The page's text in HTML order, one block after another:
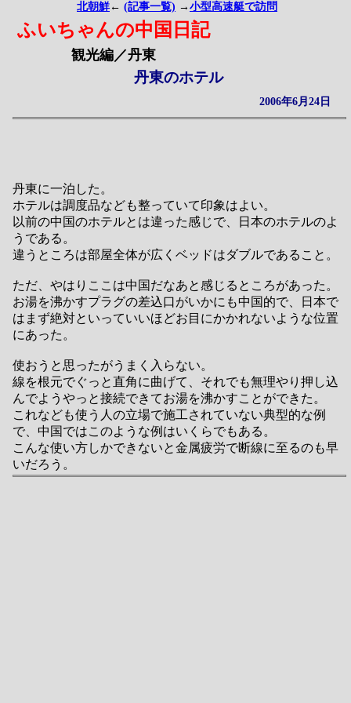
北朝鮮← (記事一覧) → 小型高速艇で訪問
ふいちゃんの中国日記
観光編／丹東
丹東のホテル
2006年6月24日
丹東に一泊した。
ホテルは調度品なども整っていて印象はよい。
以前の中国のホテルとは違った感じで、日本のホテルのよ
うである。
違うところは部屋全体が広くベッドはダブルであること。
ただ、やはりここは中国だなあと感じるところがあった。
お湯を沸かすプラグの差込口がいかにも中国的で、日本で
はまず絶対といっていいほどお目にかかれないような位置
にあった。
使おうと思ったがうまく入らない。
線を根元でぐっと直角に曲げて、それでも無理やり押し込
んでようやっと接続できてお湯を沸かすことができた。
これなども使う人の立場で施工されていない典型的な例
で、中国ではこのような例はいくらでもある。
こんな使い方しかできないと金属疲労で断線に至るのも早
いだろう。